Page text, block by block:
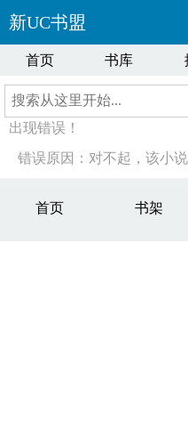
新UC书盟
首页 书库
出现错误！
错误原因：对不起，该小说
首页 书架